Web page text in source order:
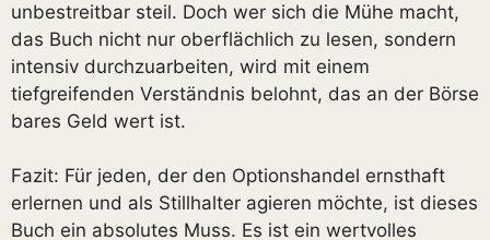
unbestreitbar steil. Doch wer sich die Mühe macht,
das Buch nicht nur oberflächlich zu lesen, sondern
intensiv durchzuarbeiten, wird mit einem
tiefgreifenden Verständnis belohnt, das an der Börse
bares Geld wert ist.
Fazit: Für jeden, der den Optionshandel ernsthaft
erlernen und als Stillhalter agieren möchte, ist dieses
Buch ein absolutes Muss. Es ist ein wertvolles